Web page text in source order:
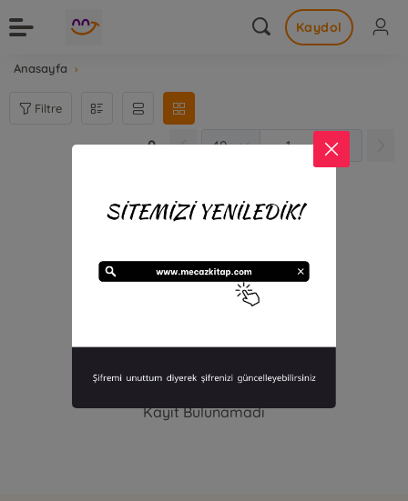
Kaydol
Anasayfa
Filtre
0 0
Kayıt Bulunamadı